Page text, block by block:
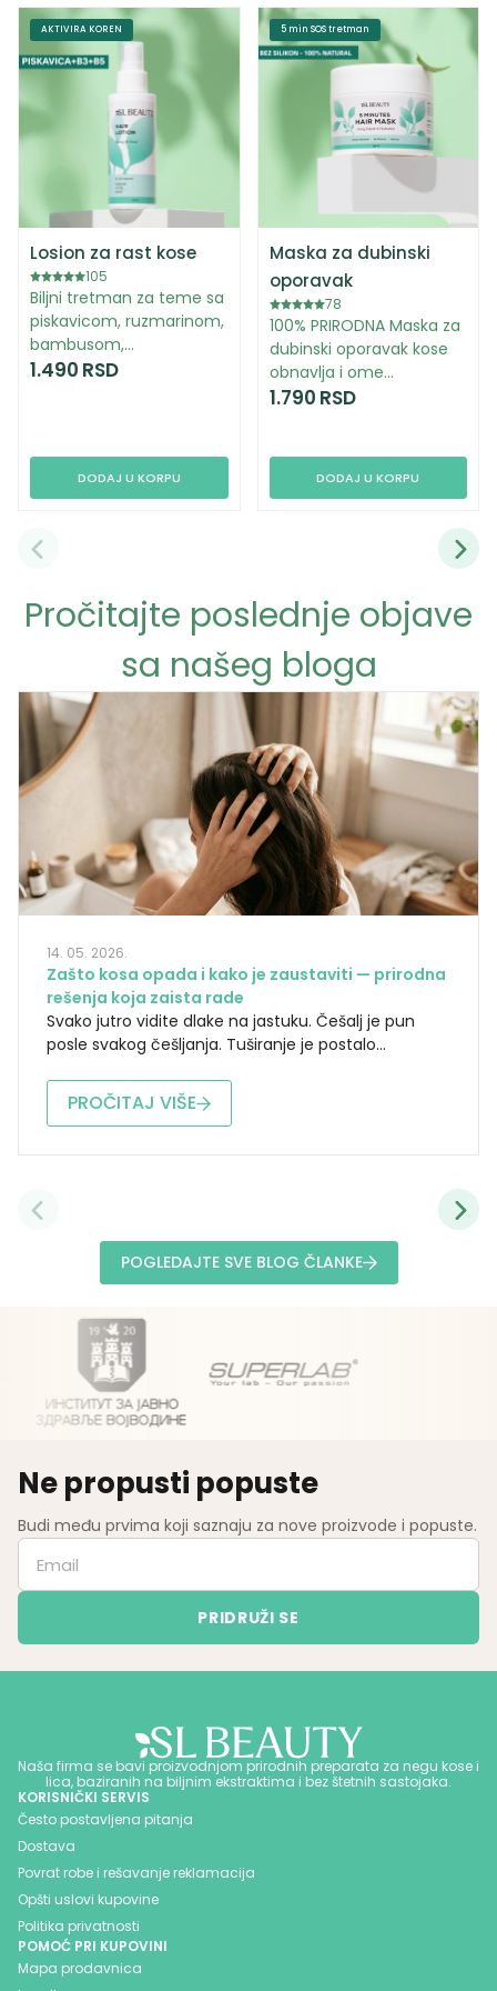
AKTIVIRA KOREN
Losion za rast kose
105
Biljni tretman za teme sa
piskavicom, ruzmarinom,
bambusom,…
1.490 RSD
DODAJ U KORPU
5 min SOS tretman
Maska za dubinski
oporavak
78
100% PRIRODNA Maska za
dubinski oporavak kose
obnavlja i ome…
1.790 RSD
DODAJ U KORPU
Pročitajte poslednje objave
sa našeg bloga
14. 05. 2026.
Zašto kosa opada i kako je zaustaviti — prirodna
rešenja koja zaista rade
Svako jutro vidite dlake na jastuku. Češalj je pun
posle svakog češljanja. Tuširanje je postalo...
PROČITAJ VIŠE
POGLEDAJTE SVE BLOG ČLANKE
Ne propusti popuste
Budi među prvima koji saznaju za nove proizvode i popuste.
Naša firma se bavi proizvodnjom prirodnih preparata za negu kose i
lica, baziranih na biljnim ekstraktima i bez štetnih sastojaka.
KORISNIČKI SERVIS
Često postavljena pitanja
Dostava
Povrat robe i rešavanje reklamacija
Opšti uslovi kupovine
Politika privatnosti
POMOĆ PRI KUPOVINI
Mapa prodavnica